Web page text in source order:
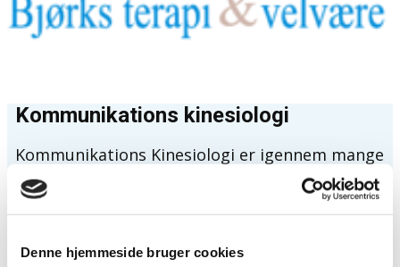
Denne hjemmeside bruger cookies
Kommunikations kinesiologi
Kommunikations Kinesiologi er igennem mange
år, blevet videreudviklet ud fra One Brain
kinesiologiens grundprincipper af
Langgaard.